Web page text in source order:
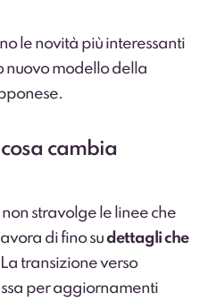
le novità più interessanti
nuovo modello della
cambia
non stravolge le linee che
di fino sudettagli che
transizione verso
per aggiornamenti